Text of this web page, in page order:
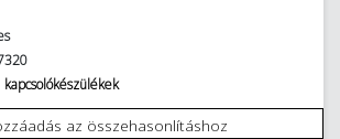
kapcsolókészülékek
az összehasonlításhoz